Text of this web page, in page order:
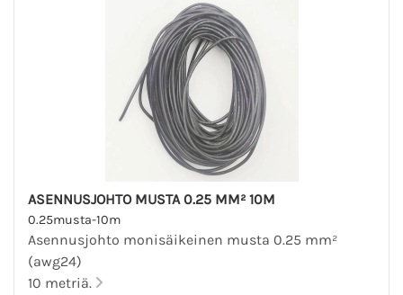
ASENNUSJOHTO MUSTA 0.25 MM² 10M
0.25musta-10m
Asennusjohto monisäikeinen musta 0.25 mm²
(awg24)
10 metriä.